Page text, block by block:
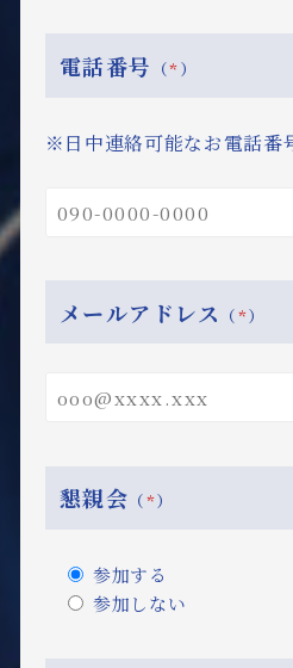
電話番号 （*）
※日中連絡可能なお電話番
メールアドレス （*）
懇親会 （*）
参加する
参加しない